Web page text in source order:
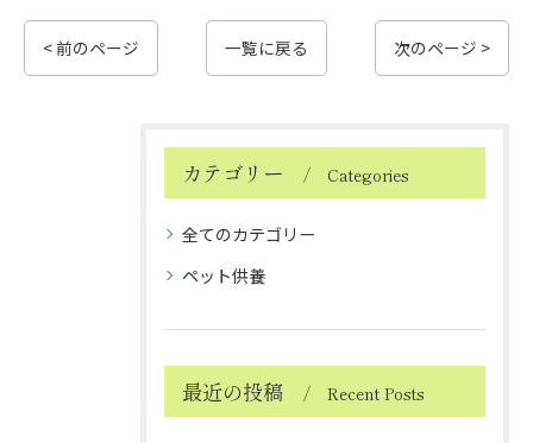
< 前のページ 一覧に戻る 次のページ >
カテゴリー Categories
全てのカテゴリー
ペット供養
最近の投稿 Recent Posts